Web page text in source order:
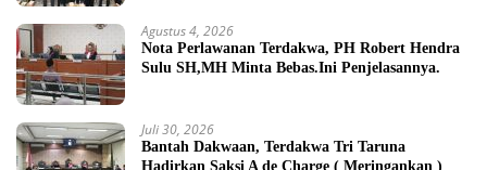
Agustus 4, 2026
Nota Perlawanan Terdakwa, PH Robert Hendra
Sulu SH,MH Minta Bebas.Ini Penjelasannya.
Juli 30, 2026
Bantah Dakwaan, Terdakwa Tri Taruna
Hadirkan Saksi A de Charge ( Meringankan )